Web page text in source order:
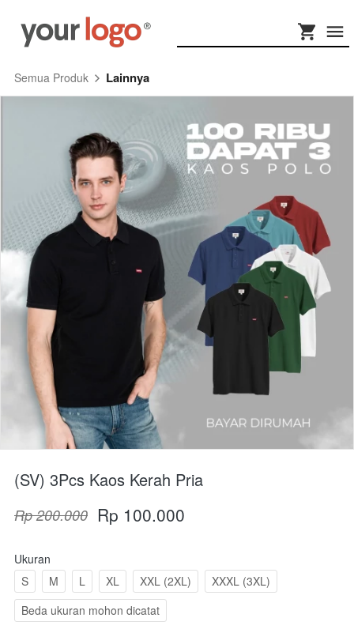
Semua Produk Lainnya
(SV) 3Pcs Kaos Kerah Pria
Rp 200.000 Rp 100.000
Ukuran
S
M L XL XXL (2XL)
XXXL (3XL)
Beda ukuran mohon dicatat